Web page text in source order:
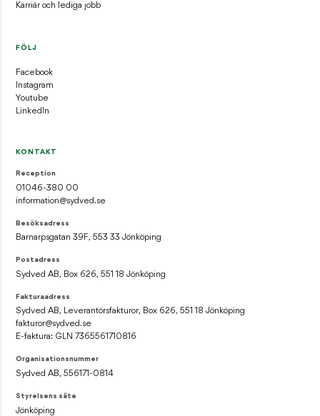
Karriär och lediga jobb
FÖLJ
Facebook
Instagram
Youtube
LinkedIn
KONTAKT
Reception
01046-380 00
information@sydved.se
Besöksadress
Barnarpsgatan 39F, 553 33 Jönköping
Postadress
Sydved AB, Box 626, 551 18 Jönköping
Fakturaadress
Sydved AB, Leverantörsfakturor, Box 626, 551 18 Jönköping
fakturor@sydved.se
E-faktura: GLN 7365561710816
Organisationsnummer
Sydved AB, 556171-0814
Styrelsens säte
Jönköping